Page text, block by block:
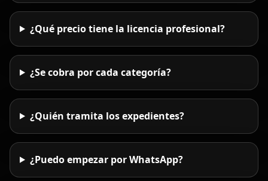
¿Qué precio tiene la licencia profesional?
¿Se cobra por cada categoría?
¿Quién tramita los expedientes?
¿Puedo empezar por WhatsApp?